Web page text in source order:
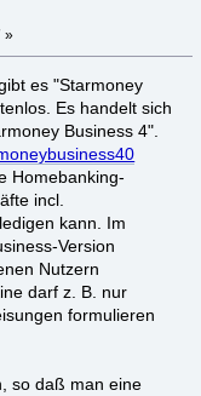
»
es "Starmoney
Es handelt sich
Business 4".
Homebanking-
incl.
kann. Im
Version
Nutzern
darf z. B. nur
formulieren
so daß man eine